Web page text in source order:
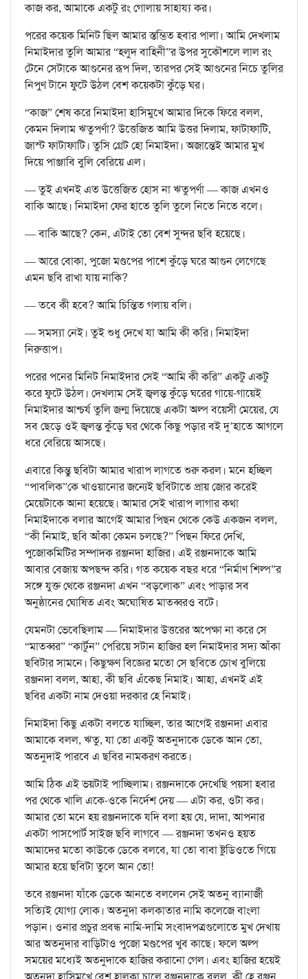
কাজ কর, আমাকে একটু রং গোলায় সাহায্য কর।
পরের কয়েক মিনিট ছিল আমার স্তম্ভিত হবার পালা। আমি দেখলাম
নিমাইদার তুলি আমার “হলুদ বাহিনী”র উপর সুকৌশলে লাল রং
টেনে সেটাকে আগুনের রূপ দিল, তারপর সেই আগুনের নিচে তুলির
নিপুণ টানে ফুটে উঠল বেশ কয়েকটা কুঁড়ে ঘর।
“কাজ” শেষ করে নিমাইদা হাসিমুখে আমার দিকে ফিরে বলল,
কেমন দিলাম ঋতুপর্ণা? উত্তেজিত আমি উত্তর দিলাম, ফাটাফাটি,
জাস্ট ফাটাফাটি। তুসি গ্রেট হো নিমাইদা। অজান্তেই আমার মুখ
দিয়ে পাঞ্জাবি বুলি বেরিয়ে এল।
— তুই এখনই এত উত্তেজিত হোস না ঋতুপর্ণা — কাজ এখনও
বাকি আছে। নিমাইদা ফের হাতে তুলি তুলে নিতে নিতে বলে।
— বাকি আছে? কেন, এটাই তো বেশ সুন্দর ছবি হয়েছে।
— আরে বোকা, পুজো মণ্ডপের পাশে কুঁড়ে ঘরে আগুন লেগেছে
এমন ছবি রাখা যায় নাকি?
— তবে কী হবে? আমি চিন্তিত গলায় বলি।
— সমস্যা নেই। তুই শুধু দেখে যা আমি কী করি। নিমাইদা
নিরুত্তাপ।
পরের পনের মিনিট নিমাইদার সেই “আমি কী করি” একটু একটু
করে ফুটে উঠল। দেখলাম সেই জ্বলন্ত কুঁড়ে ঘরের গায়ে-গায়েই
নিমাইদার আশ্চর্য তুলি জন্ম দিয়েছে একটা অল্প বয়েসী মেয়ের, যে
সব ছেড়ে ওই জ্বলন্ত কুঁড়ে ঘর থেকে কিছু পড়ার বই দু’হাতে আগলে
ধরে বেরিয়ে আসছে।
এবারে কিন্তু ছবিটা আমার খারাপ লাগতে শুরু করল। মনে হচ্ছিল
“পাবলিক”কে খাওয়ানোর জন্যেই ছবিটাতে প্রায় জোর করেই
মেয়েটাকে আনা হয়েছে। আমার সেই খারাপ লাগার কথা
নিমাইদাকে বলার আগেই আমার পিছন থেকে কেউ একজন বলল,
“কী নিমাই, ছবি আঁকা কেমন চলছে?” পিছন ফিরে দেখি,
পুজোকমিটির সম্পাদক রঞ্জনদা হাজির। এই রঞ্জনদাকে আমি
আবার বেজায় অপছন্দ করি। গত কয়েক বছর ধরে “নির্মাণ শিল্প”র
সঙ্গে যুক্ত থেকে রঞ্জনদা এখন “বড়লোক” এবং পাড়ার সব
অনুষ্ঠানের ঘোষিত এবং অঘোষিত মাতব্বরও বটে।
যেমনটা ভেবেছিলাম — নিমাইদার উত্তরের অপেক্ষা না করে সে
“মাতব্বর” “কার্টুন” পেরিয়ে সটান হাজির হল নিমাইদার সদ্য আঁকা
ছবিটার সামনে। কিছুক্ষণ বিজ্ঞের মতো সে ছবিতে চোখ বুলিয়ে
রঞ্জনদা বলল, আহা, কী ছবি এঁকেছ নিমাই। আহা, এখনই এই
ছবির একটা নাম দেওয়া দরকার হে নিমাই।
নিমাইদা কিছু একটা বলতে যাচ্ছিল, তার আগেই রঞ্জনদা এবার
আমাকে বলল, ঋতু, যা তো একটু অতনুদাকে ডেকে আন তো,
অতনুদাই পারবে এ ছবির নামকরণ করতে।
আমি ঠিক এই ভয়টাই পাচ্ছিলাম। রঞ্জনদাকে দেখেছি পয়সা হবার
পর থেকে খালি একে-ওকে নির্দেশ দেয় — এটা কর, ওটা কর।
আমার তো মনে হয় রঞ্জনদাকে যদি বলা হয় যে, দাদা, আপনার
একটা পাসপোর্ট সাইজ ছবি লাগবে — রঞ্জনদা তখনও হয়ত
আমাদের মতো কাউকে ডেকে বলবে, যা তো বাবা ষ্টুডিওতে গিয়ে
আমার হয়ে ছবিটা তুলে আন তো!
তবে রঞ্জনদা যাঁকে ডেকে আনতে বললেন সেই অতনু ব্যানার্জী
সত্যিই যোগ্য লোক। অতনুদা কলকাতার নামি কলেজে বাংলা
পড়ান। ওনার প্রচুর প্রবন্ধ নামি-দামি সংবাদপত্রগুলোতে মুখ দেখায়
আর অতনুদার বাড়িটাও পুজো মণ্ডপের খুব কাছে। ফলে অল্প
সময়ের মধ্যেই অতনুদাকে হাজির করানো গেল। এবং হাজির হয়েই